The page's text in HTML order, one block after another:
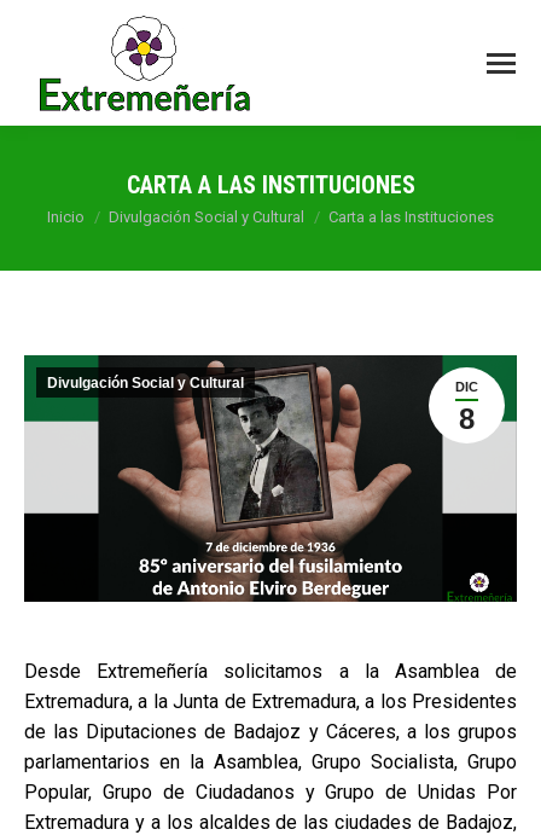
CARTA A LAS INSTITUCIONES
Estás aquí:
Inicio Divulgación Social y Cultural Carta a las Instituciones
DIC
8
Divulgación Social y Cultural
Desde Extremeñería solicitamos a la Asamblea de
Extremadura, a la Junta de Extremadura, a los Presidentes
de las Diputaciones de Badajoz y Cáceres, a los grupos
parlamentarios en la Asamblea, Grupo Socialista, Grupo
Popular, Grupo de Ciudadanos y Grupo de Unidas Por
Extremadura y a los alcaldes de las ciudades de Badajoz,